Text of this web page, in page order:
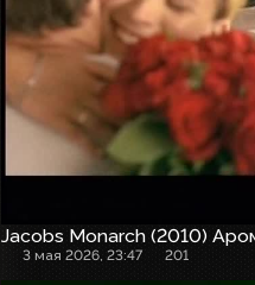
Jacobs Monarch (2010)
3 мая 2026, 23:47 201